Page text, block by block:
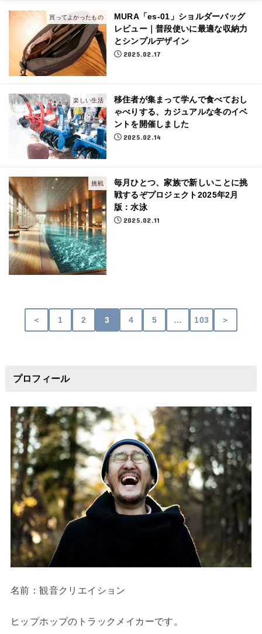
買ってよかったもの
MURA「es-01」ショルダーバッグ
レビュー｜普段使いに最適な収納力
とシンプルデザイン
2025.02.17
楽しい生活
移住者が集まって学んで食べておし
ゃべりする、カジュアルな冬のイベ
ントを開催しました
2025.02.14
挑戦
毎月ひとつ、家族で新しいことに挑
戦するぞプロジェクト2025年2月
版：水泳
2025.02.11
＜ 1 2 3 4 5 … 103 ＞
プロフィール
名前：観音クリエイション
ヒップホップのトラックメイカーです。